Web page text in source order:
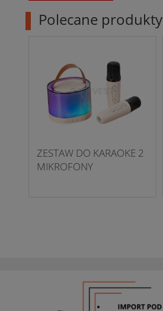
Polecane produkty
ZESTAW DO KARAOKE 2
MIKROFONY